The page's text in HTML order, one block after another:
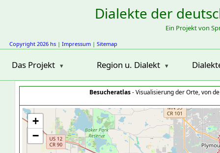
Dialekte der
Ein Projekt von
Copyright 2026 hs | Impressum | Sitemap
Das Projekt Region u. Dialekt
Besucheratlas- Visualisierung der Orte, von
+
−